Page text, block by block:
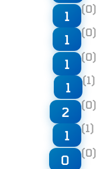
1 (0)
1 (0)
1 (0)
1 (1)
2 (0)
1 (1)
0 (0)